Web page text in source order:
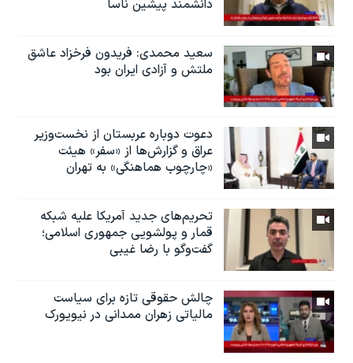
دانشمند پیشین ناسا
سعید محمدی: فریدون فرخزاد عاشق
ملتش و آزادی ایران بود
دعوت دوباره عربستان از نخست‌وزیر
عراق و گزارش‌ها از «سفر» هیئت
«چارچوب هماهنگی» به تهران
تحریم‌های جدید آمریکا علیه شبکه
قمار و پولشویی جمهوری اسلامی؛
گفت‌وگو با رضا غیبی
چالش حقوقی تازه برای سیاست
مالیاتی زهران ممدانی در نیویورک